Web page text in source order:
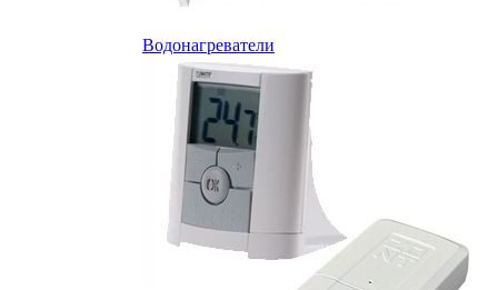
Водонагреватели